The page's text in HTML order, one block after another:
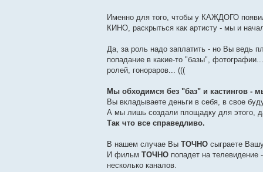
Именно для того, чтобы у КАЖДОГО
КИНО, раскрыться как артисту - мы и
Да, за роль надо заплатить - но Вы ведь
попадание в какие-то "базы",
ролей, гонораров... (((
Мы обходимся без "баз" и кастингов -
Вы вкладываете деньги в себя, в свое
А мы лишь создали площадку для этого,
Так что все справедливо.
В нашем случае ВыТОЧНО сыграете
И фильмТОЧНО попадет на
несколько каналов.